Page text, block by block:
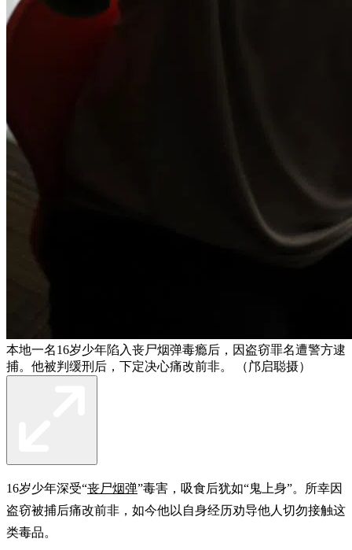
本地一名16岁少年陷入丧尸烟弹毒瘾后，因盗窃罪名遭警方逮
捕。他被判缓刑后，下定决心痛改前非。 （邝启聪摄）
16岁少年深受“丧尸烟弹”毒害，吸食后犹如“鬼上身”。所幸因
盗窃被捕后痛改前非，如今他以自身经历劝导他人切勿接触这
类毒品。